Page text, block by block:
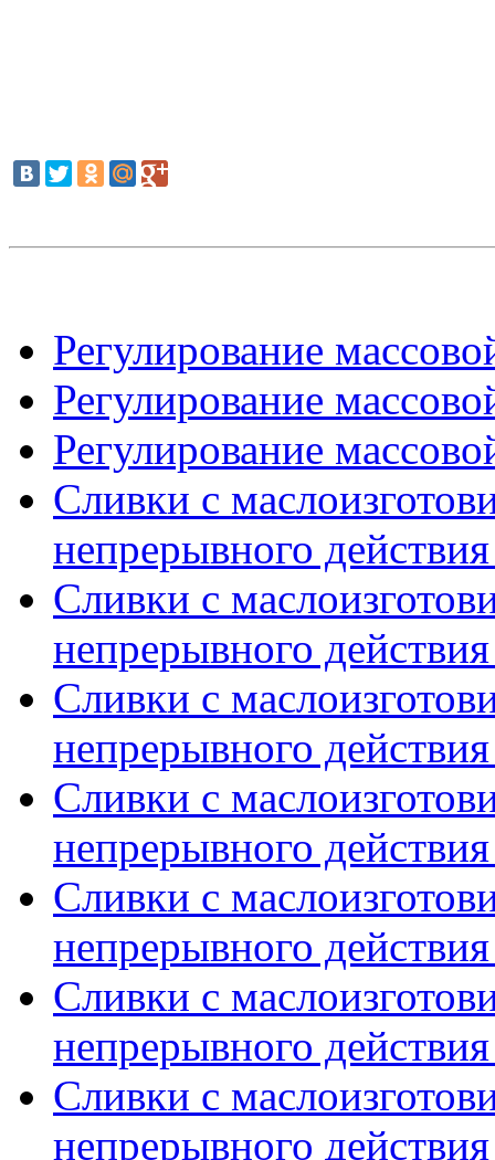
Регулирование
Регулирование
Регулирование
Сливки с
непрерывного
Сливки с
непрерывного
Сливки с
непрерывного
Сливки с
непрерывного
Сливки с
непрерывного
Сливки с
непрерывного
Сливки с
непрерывного